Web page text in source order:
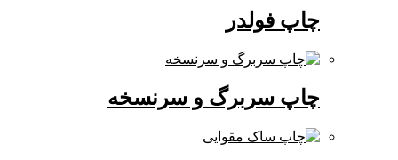
چاپ فولدر
چاپ سربرگ و سرنسخه